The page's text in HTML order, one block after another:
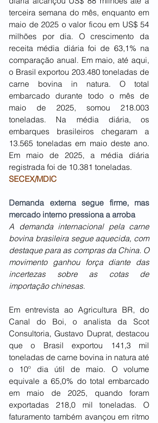
terceira semana do mês, enquanto em
maio de 2025 o valor ficou em US$ 54
milhões por dia. O crescimento da
receita média diária foi de 63,1% na
comparação anual. Em maio, até aqui,
o Brasil exportou 203.480 toneladas de
carne bovina in natura. O total
embarcado durante todo o mês de
maio de 2025, somou 218.003
toneladas. Na média diária, os
embarques brasileiros chegaram a
13.565 toneladas em maio deste ano.
Em maio de 2025, a média diária
registrada foi de 10.381 toneladas.
SECEX/MDIC
Demanda externa segue firme, mas
mercado interno pressiona a arroba
A demanda internacional pela carne
bovina brasileira segue aquecida, com
destaque para as compras da China. O
movimento ganhou força diante das
incertezas sobre as cotas de
importação chinesas.
Em entrevista ao Agricultura BR, do
Canal do Boi, o analista da Scot
Consultoria, Gustavo Duprat, destacou
que o Brasil exportou 141,3 mil
toneladas de carne bovina in natura até
o 10º dia útil de maio. O volume
equivale a 65,0% do total embarcado
em maio de 2025, quando foram
exportadas 218,0 mil toneladas. O
faturamento também avançou em ritmo